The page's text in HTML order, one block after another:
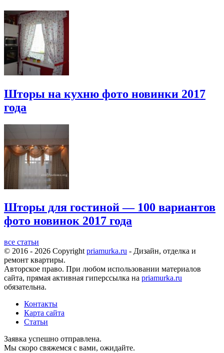
Шторы на кухню фото новинки 2017
года
Шторы для гостиной — 100 вариантов
фото новинок 2017 года
все статьи
© 2016 - 2026 Copyright priamurka.ru - Дизайн, отделка и
ремонт квартиры.
Авторское право. При любом использовании материалов
сайта, прямая активная гиперссылка на priamurka.ru
обязательна.
Контакты
Карта сайта
Статьи
Заявка успешно отправлена.
Мы скоро свяжемся с вами, ожидайте.